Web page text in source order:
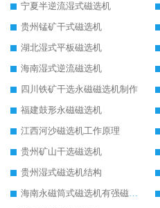
宁夏半逆流湿式磁选机
贵州锰矿干式磁选机
湖北湿式平板磁选机
海南湿式逆流磁选机
四川铁矿干选永磁磁选机制作
福建鼓形永磁磁选机
江西河沙磁选机工作原理
贵州矿山干选磁选机
贵州湿式磁选机结构
海南永磁筒式磁选机有强磁的吗